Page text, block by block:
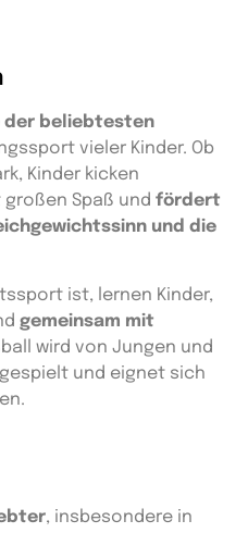
der beliebtesten
vieler Kinder. Ob
Kinder kicken
Spaß und fördert
und die
ist, lernen Kinder,
gemeinsam mit
wird von Jungen und
und eignet sich
, insbesondere in